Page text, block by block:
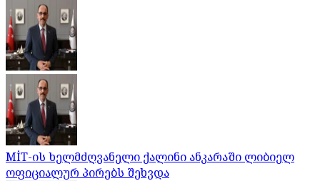
MİT-ის ხელმძღვანელი ქალინი ანკარაში ლიბიელ
ოფიციალურ პირებს შეხვდა